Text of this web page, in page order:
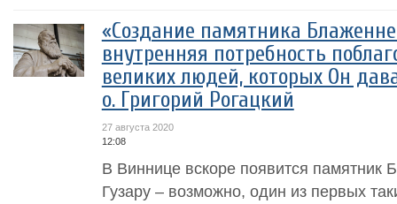
«Создание памятника
внутренняя потребность
великих людей, которых Он
о. Григорий Рогацкий
27 августа 2020
12:08
В Виннице вскоре появится
Гузару – возможно, один из первых